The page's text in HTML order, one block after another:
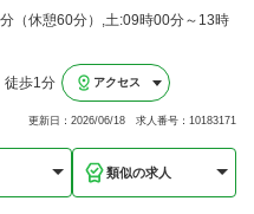
（休憩60分）,土:09時00分～13時
徒歩1分 アクセス
更新日：2026/06/18 求人番号：10183171
類似の求人